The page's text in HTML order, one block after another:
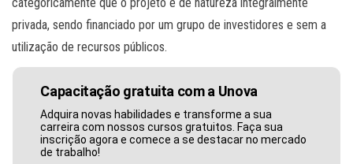
privada, sendo financiado por um grupo de investidores e sem a
utilização de recursos públicos.
Capacitação gratuita com a Unova
Adquira novas habilidades e transforme a sua
carreira com nossos cursos gratuitos. Faça sua
inscrição agora e comece a se destacar no mercado
de trabalho!